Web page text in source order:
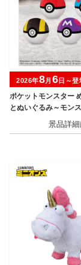
ポケットモンスター
とぬいぐるみ～モン
スーパーボール・ハ
マスターボール・プ
2026年8月 6日～登